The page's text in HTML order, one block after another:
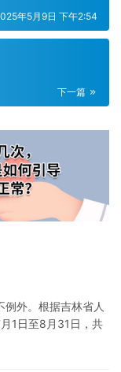
年5月9日 下午2:54
下一篇
外。根据吉林省人
1日至8月31日，共